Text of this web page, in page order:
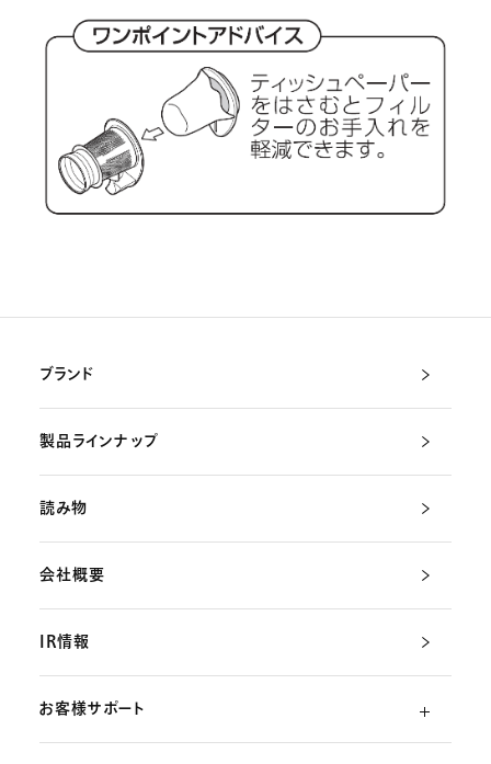
ブランド
製品ラインナップ
読み物
会社概要
IR情報
お客様サポート